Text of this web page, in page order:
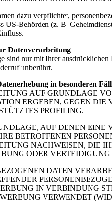
dazu verpflichtet,
US-Behörden (z. B.
Datenverarbeitung
sind nur mit Ihrer
unberührt.
in besonderen
AUF GRUNDLAGE
ERGEBEN, GEGEN
PROFILING.
AUF DENEN EINE
BETROFFENEN
NACHWEISEN, DIE
ODER
DATEN
IN VERBINDUNG
VERWENDET